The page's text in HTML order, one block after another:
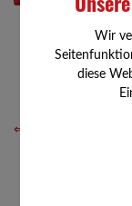
⇐ zurück
Wir
diese